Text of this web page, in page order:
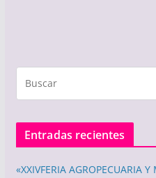
Entradas recientes
«XXIVFERIA AGROPECUARIA